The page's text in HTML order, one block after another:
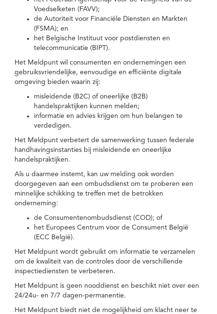
Voedselketen (FAVV);
de Autoriteit voor Financiële Diensten en Markten
(FSMA); en
het Belgische Instituut voor postdiensten en
telecommunicatie (BIPT).
Het Meldpunt wil consumenten en ondernemingen een
gebruiksvriendelijke, eenvoudige en efficiënte digitale
omgeving bieden waarin zij:
misleidende (B2C) of oneerlijke (B2B)
handelspraktijken kunnen melden;
informatie en advies krijgen om hun belangen te
verdedigen.
Het Meldpunt verbetert de samenwerking tussen federale
handhavingsinstanties bij misleidende en oneerlijke
handelspraktijken.
Als u daarmee instemt, kan uw melding ook worden
doorgegeven aan een ombudsdienst om te proberen een
minnelijke schikking te treffen met de betrokken
onderneming:
de Consumentenombudsdienst (COD); of
het Europees Centrum voor de Consument België
(ECC België).
Het Meldpunt wordt gebruikt om informatie te verzamelen
om de kwaliteit van de controles door de verschillende
inspectiediensten te verbeteren.
Het Meldpunt is geen nooddienst en beschikt niet over een
24/24u- en 7/7 dagen-permanentie.
Het Meldpunt biedt niet de mogelijkheid om klacht neer te